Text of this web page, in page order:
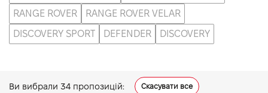
RANGE ROVER
RANGE ROVER VELAR
DISCOVERY SPORT
DEFENDER DISCOVERY
Ви вибрали 34 пропозицій: Скасувати все